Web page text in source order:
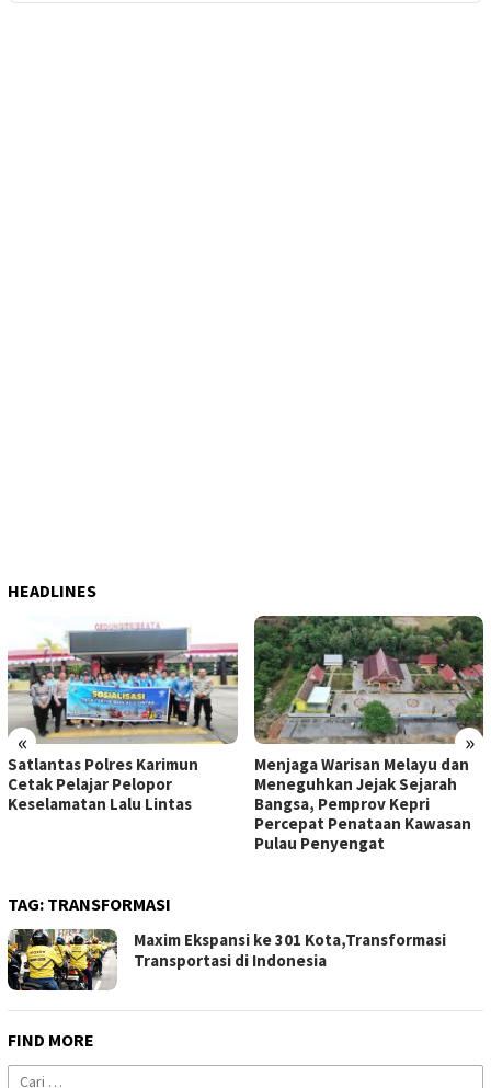
HEADLINES
« »
Satlantas Polres Karimun
Cetak Pelajar Pelopor
Keselamatan Lalu Lintas
Menjaga Warisan Melayu dan
Meneguhkan Jejak Sejarah
Bangsa, Pemprov Kepri
Percepat Penataan Kawasan
Pulau Penyengat
TAG: TRANSFORMASI
Maxim Ekspansi ke 301 Kota,Transformasi
Transportasi di Indonesia
FIND MORE
Cari